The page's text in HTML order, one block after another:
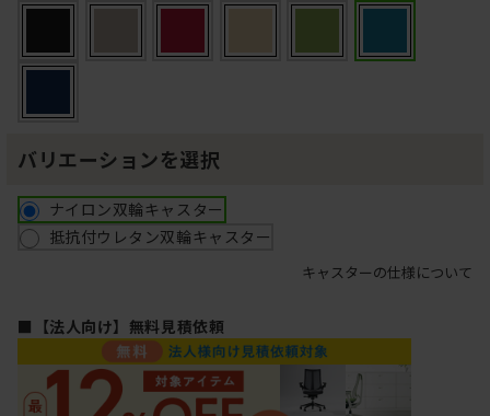
バリエーションを選択
ナイロン双輪キャスター
抵抗付ウレタン双輪キャスター
キャスターの仕様について
■【法人向け】無料見積依頼